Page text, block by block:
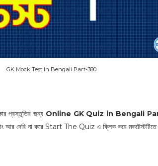
GK Mock Test in Bengali Part-380
প্রস্তুতির জন্য Online GK Quiz in Bengali
আর দেরি না করে Start The Quiz এ ক্লিক করে